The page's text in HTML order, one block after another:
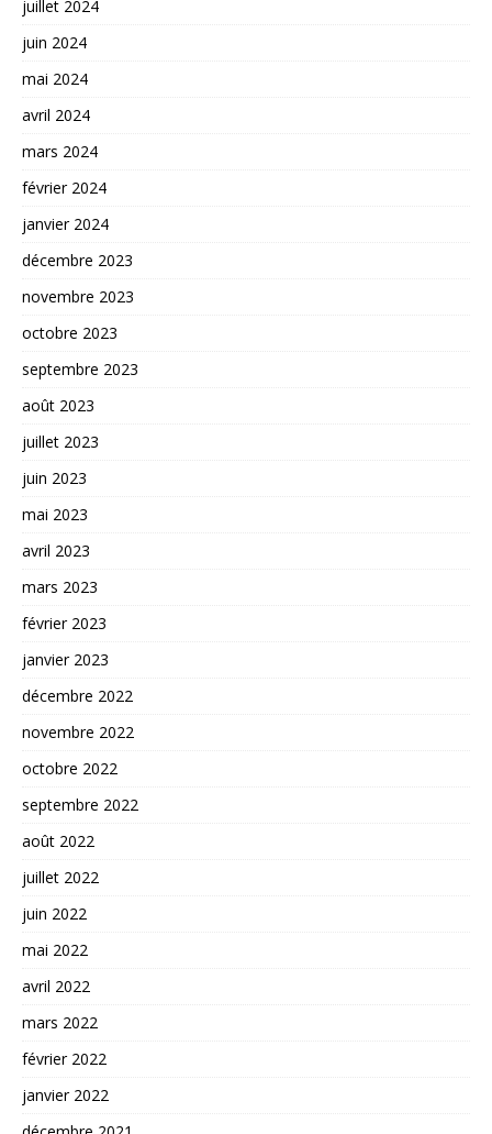
juillet 2024
juin 2024
mai 2024
avril 2024
mars 2024
février 2024
janvier 2024
décembre 2023
novembre 2023
octobre 2023
septembre 2023
août 2023
juillet 2023
juin 2023
mai 2023
avril 2023
mars 2023
février 2023
janvier 2023
décembre 2022
novembre 2022
octobre 2022
septembre 2022
août 2022
juillet 2022
juin 2022
mai 2022
avril 2022
mars 2022
février 2022
janvier 2022